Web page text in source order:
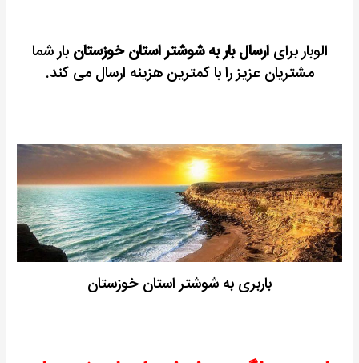
الوبار برایارسال بار به شوشتر استان خوزستان بار شما
مشتریان عزیز را با کمترین هزینه ارسال می کند.
باربری به شوشتر استان خوزستان